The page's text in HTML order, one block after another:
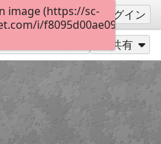
サインアップ ログイン
Giotto
ス数でプレイ 共有
image (https://sc-
i/